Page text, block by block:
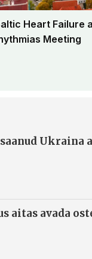
Heart Failure
Meeting
Ukraina
aitas avada